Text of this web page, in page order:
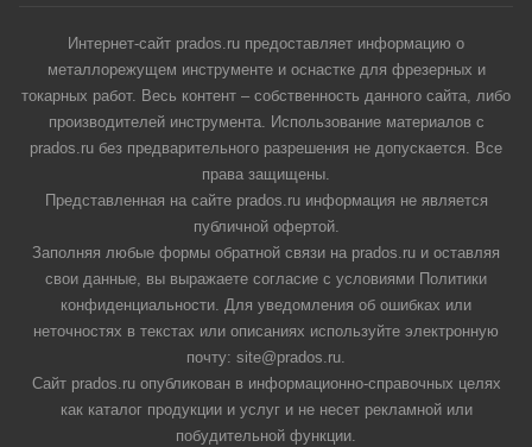
Интернет-сайт prados.ru предоставляет информацию о
металлорежущем инструменте и оснастке для фрезерных и
токарных работ. Весь контент – собственность данного сайта, либо
производителей инструмента. Использование материалов с
prados.ru без предварительного разрешения не допускается. Все
права защищены.
Представленная на сайте prados.ru информация не является
публичной офертой.
Заполняя любые формы обратной связи на prados.ru и оставляя
свои данные, вы выражаете согласие с условиями Политики
конфиденциальности. Для уведомления об ошибках или
неточностях в текстах или описаниях используйте электронную
почту: site@prados.ru.
Сайт prados.ru опубликован в информационно-справочных целях
как каталог продукции и услуг и не несет рекламной или
побудительной функции.